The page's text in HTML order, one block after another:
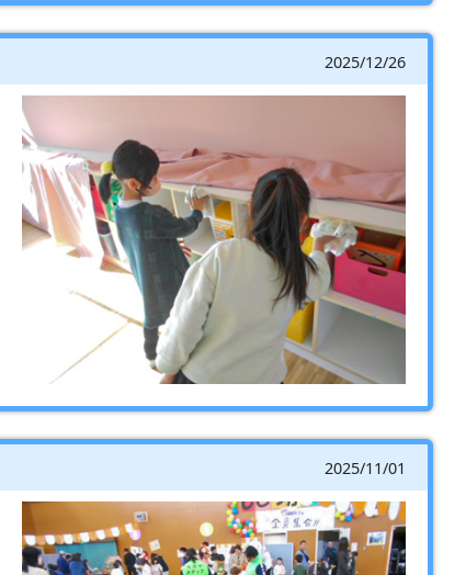
2025/12/26
2025/11/01